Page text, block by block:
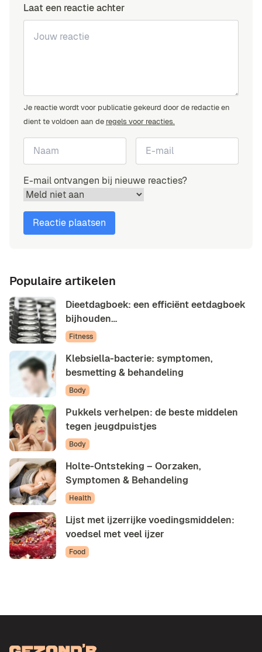
Laat een reactie achter
Je reactie wordt voor publicatie gekeurd door de redactie en
dient te voldoen aan de regels voor reacties.
E-mail ontvangen bij nieuwe reacties?
Populaire artikelen
Dieetdagboek: een efficiënt eetdagboek
bijhouden…
Fitness
Klebsiella-bacterie: symptomen,
besmetting & behandeling
Body
Pukkels verhelpen: de beste middelen
tegen jeugdpuistjes
Body
Holte-Ontsteking – Oorzaken,
Symptomen & Behandeling
Health
Lijst met ijzerrijke voedingsmiddelen:
voedsel met veel ijzer
Food